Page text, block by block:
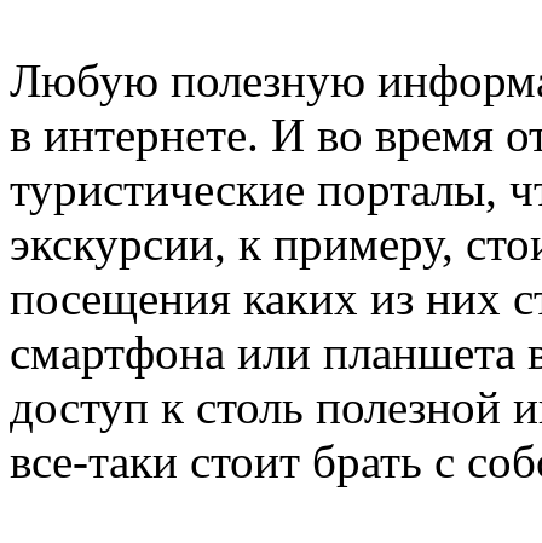
Любую полезную
в интернете. И во время
туристические порталы,
экскурсии, к примеру,
посещения каких из них
смартфона или планшета
доступ к столь полезной
все-таки стоит брать с